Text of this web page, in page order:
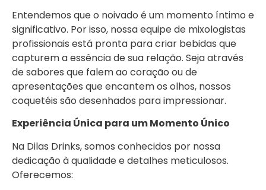
Entendemos que o noivado é um momento íntimo e
significativo. Por isso, nossa equipe de mixologistas
profissionais está pronta para criar bebidas que
capturem a essência de sua relação. Seja através
de sabores que falem ao coração ou de
apresentações que encantem os olhos, nossos
coquetéis são desenhados para impressionar.
Experiência Única para um Momento Único
Na Dilas Drinks, somos conhecidos por nossa
dedicação à qualidade e detalhes meticulosos.
Oferecemos: